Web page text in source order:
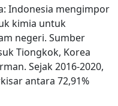
Indonesia mengimpor
kimia untuk
negeri. Sumber
Tiongkok, Korea
Sejak 2016-2020,
antara 72,91%